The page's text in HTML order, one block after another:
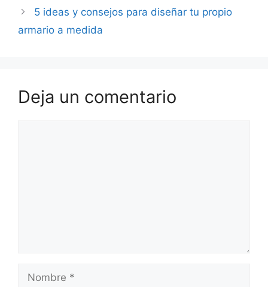
5 ideas y consejos para diseñar tu propio
armario a medida
Deja un comentario